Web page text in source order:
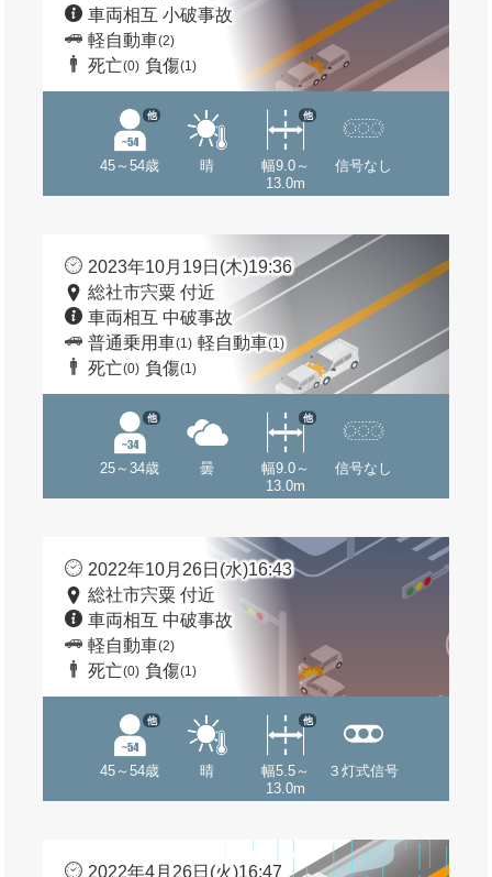
車両相互 小破事故
軽自動車(2)
死亡(0) 負傷(1)
45～54歳
他
晴
幅9.0～
13.0m
他
信号なし
2023年10月19日(木)19:36
総社市宍粟 付近
車両相互 中破事故
普通乗用車(1) 軽自動車(1)
死亡(0) 負傷(1)
25～34歳
他
曇
幅9.0～
13.0m
他
信号なし
2022年10月26日(水)16:43
総社市宍粟 付近
車両相互 中破事故
軽自動車(2)
死亡(0) 負傷(1)
45～54歳
他
晴
幅5.5～
13.0m
他
３灯式信号
2022年4月26日(火)16:47